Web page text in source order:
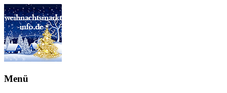
Menü